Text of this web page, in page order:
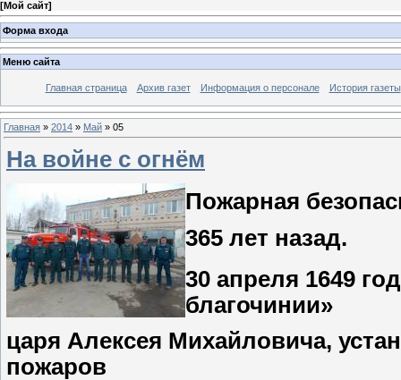
[Мой сайт]
Форма входа
Меню сайта
Главная страница Архив газет Информация о персонале История газеты
Главная » 2014 » Май » 05
На войне с огнём
Пожарная
365 лет назад.
30 апреля 1649
благочинии»
царя Алексея Михайловича,
пожаров